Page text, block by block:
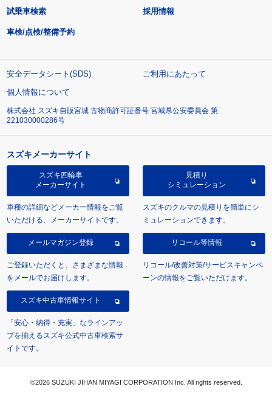
試乗車検索
車検/点検/整備予約
採用情報
安全データシート(SDS)
ご利用にあたって
個人情報について
株式会社 スズキ自販宮城 古物商許可証番号 宮城県公安委員会 第
221030000286号
スズキメーカーサイト
スズキ四輪車
メーカーサイト
車種の詳細などメーカー情報をご覧
いただける、メーカーサイトです。
見積り
シミュレーション
スズキのクルマの見積りを簡単にシ
ミュレーションできます。
メールマガジン登録
ご登録いただくと、さまざまな情報
をメールでお届けします。
リコール等情報
リコール/改善対策/サービスキャンペ
ーンの情報をご覧いただけます。
スズキ中古車情報サイト
「安心・納得・充実」なラインアッ
プを揃えるスズキ公式中古車検索サ
イトです。
©2026 SUZUKI JIHAN MIYAGI CORPORATION Inc. All rights reserved.